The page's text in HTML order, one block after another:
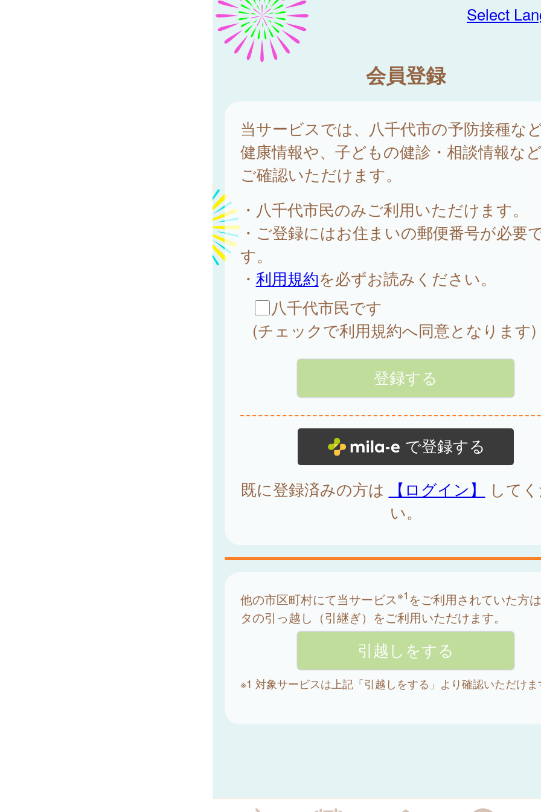
Select
会員登録
当サービスでは、八千代市の予防接種な
健康情報や、子どもの健診・相談情報な
ご確認いただけます。
・八千代市民のみご利用いただけます。
・ご登録にはお住まいの郵便番号が必要
す。
・ 利用規約を必ずお読みください。
八千代市民です
(チェックで利用規約へ同意となります)
で登録する
既に登録済みの方は 【ログイン】
して
い。
他の市区町村にて当サービス※1 をご利用されていた方
タの引っ越し（引継ぎ）をご利用いただけます。
※1 対象サービスは上記「引越しをする」より確認いただけま